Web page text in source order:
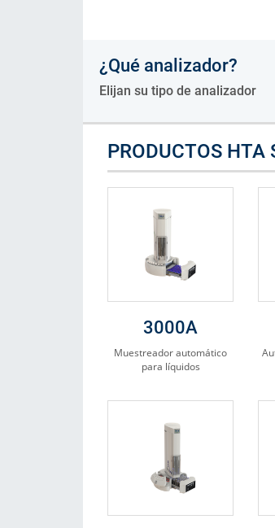
Soluciones
¿Qué analizador?
Elijan su tipo de analizador
PRODUCTOS HTA
3000A
Muestreador automático
para líquidos